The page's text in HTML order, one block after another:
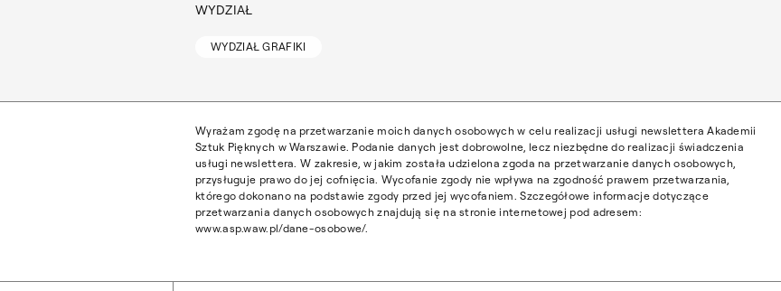
WYDZIAŁ
WYDZIAŁ GRAFIKI
Wyrażam zgodę na przetwarzanie moich danych osobowych w celu realizacji usługi newslettera Akademii
Sztuk Pięknych w Warszawie. Podanie danych jest dobrowolne, lecz niezbędne do realizacji świadczenia
usługi newslettera. W zakresie, w jakim została udzielona zgoda na przetwarzanie danych osobowych,
przysługuje prawo do jej cofnięcia. Wycofanie zgody nie wpływa na zgodność prawem przetwarzania,
którego dokonano na podstawie zgody przed jej wycofaniem. Szczegółowe informacje dotyczące
przetwarzania danych osobowych znajdują się na stronie internetowej pod adresem:
www.asp.waw.pl/dane-osobowe/.